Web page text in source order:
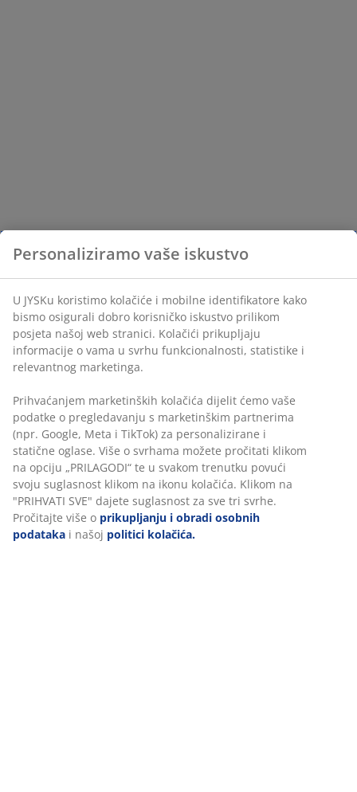
Personaliziramo vaše iskustvo
U JYSKu koristimo kolačiće i mobilne identifikatore kako
bismo osigurali dobro korisničko iskustvo prilikom
posjeta našoj web stranici. Kolačići prikupljaju
informacije o vama u svrhu funkcionalnosti, statistike i
relevantnog marketinga.
Prihvaćanjem marketinških kolačića dijelit ćemo vaše
podatke o pregledavanju s marketinškim partnerima
(npr. Google, Meta i TikTok) za personalizirane i
statične oglase. Više o svrhama možete pročitati klikom
na opciju „PRILAGODI“ te u svakom trenutku povući
svoju suglasnost klikom na ikonu kolačića. Klikom na
"PRIHVATI SVE" dajete suglasnost za sve tri svrhe.
Pročitajte više o prikupljanju i obradi osobnih
podataka i našoj politici kolačića.